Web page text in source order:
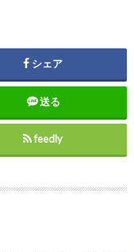
シェア
送る
feedly